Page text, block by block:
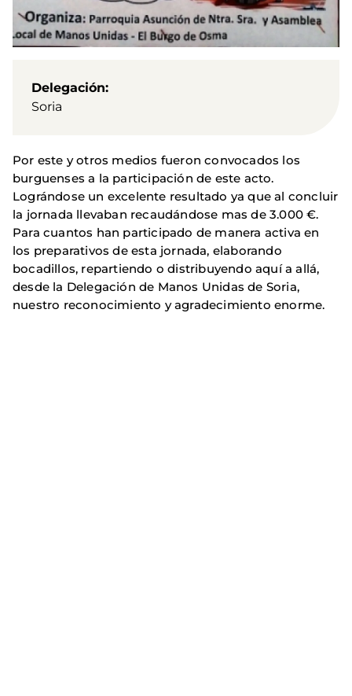
Delegación
Soria
Por este y otros medios fueron convocados los
burguenses a la participación de este acto.
Lográndose un excelente resultado ya que al concluir
la jornada llevaban recaudándose mas de 3.000 €.
Para cuantos han participado de manera activa en
los preparativos de esta jornada, elaborando
bocadillos, repartiendo o distribuyendo aquí a allá,
desde la Delegación de Manos Unidas de Soria,
nuestro reconocimiento y agradecimiento enorme.